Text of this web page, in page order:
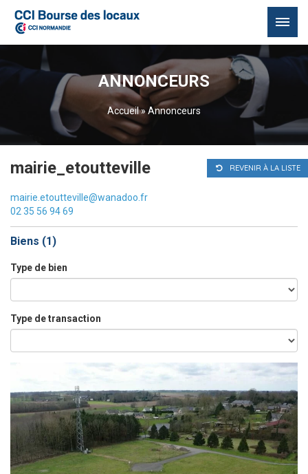
ANNONCEURS
Accueil»Annonceurs
REVENIR À LA LISTE
mairie_etoutteville
mairie.etoutteville@wanadoo.fr
02 35 56 94 69
Biens (1)
Type de bien
Type de transaction